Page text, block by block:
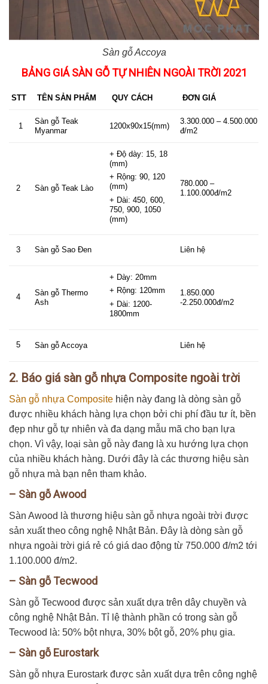
Sàn gỗ Accoya
BẢNG GIÁ SÀN GỖ TỰ NHIÊN NGOÀI TRỜI 2021
STT TÊN SẢN PHẨM QUY CÁCH ĐƠN GIÁ
1
Sàn gỗ Teak
Myanmar
1200x90x15(mm)
3.300.000 – 4.500.000
đ/m2
2 Sàn gỗ Teak Lào
+ Độ dày: 15, 18
(mm)
+ Rộng: 90, 120
(mm)
+ Dài: 450, 600,
750, 900, 1050
(mm)
780.000 –
1.100.000đ/m2
3 Sàn gỗ Sao Đen Liên hệ
4
Sàn gỗ Thermo
Ash
+ Dày: 20mm
+ Rộng: 120mm
+ Dài: 1200-
1800mm
1.850.000
-2.250.000đ/m2
5 Sàn gỗ Accoya Liên hệ
2. Báo giá sàn gỗ nhựa Composite ngoài trời
Sàn gỗ nhựa Composite hiện này đang là dòng sàn gỗ
được nhiều khách hàng lựa chọn bởi chi phí đầu tư ít, bền
đẹp như gỗ tự nhiên và đa dạng mẫu mã cho bạn lựa
chọn. Vì vậy, loại sàn gỗ này đang là xu hướng lựa chọn
của nhiều khách hàng. Dưới đây là các thương hiệu sàn
gỗ nhựa mà bạn nên tham khảo.
– Sàn gỗ Awood
Sàn Awood là thương hiệu sàn gỗ nhựa ngoài trời được
sản xuất theo công nghệ Nhật Bản. Đây là dòng sàn gỗ
nhựa ngoài trời giá rẻ có giá dao động từ 750.000 đ/m2 tới
1.100.000 đ/m2.
– Sàn gỗ Tecwood
Sàn gỗ Tecwood được sản xuất dựa trên dây chuyền và
công nghệ Nhật Bản. Tỉ lệ thành phần có trong sàn gỗ
Tecwood là: 50% bột nhựa, 30% bột gỗ, 20% phụ gia.
– Sàn gỗ Eurostark
Sàn gỗ nhựa Eurostark được sản xuất dựa trên công nghệ